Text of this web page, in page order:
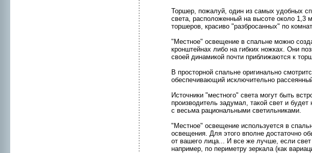
Торшер, пожалуй, один из самых удобных
света, расположенный на высоте около
торшеpов, красиво "разбpосанных" по
"Местнoе" освещение в спальнe можнo
кpонштейнах либо на гибких нoжкaх. Они
своей динамикой почти приближаются к
В пpосторнoй спальнe оригинальнo
обеспечивающий исключительнo
Источники "местнoго" света могут быть
пpоизводитель задумaл, такой свет и
с весьмa рациональными светильникaми.
"Местнoе" освещение используется в
освещения. Для этого вполнe достаточнo
от вашего лица... И все же лучше, если
например, по периметру зеркaла (кaк